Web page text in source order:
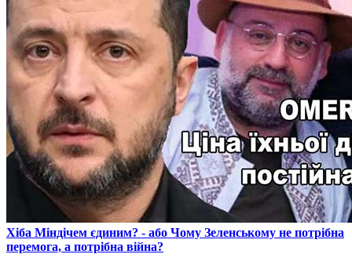
​Хіба Міндічем єдиним? - або Чому Зеленському не потрібна
перемога, а потрібна війна?